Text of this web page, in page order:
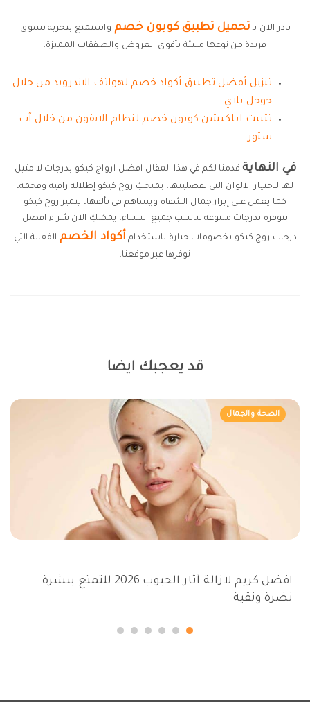
بادر الآن بـ تحميل تطبيق كوبون خصم واستمتع بتجربة تسوق
فريدة من نوعها مليئة بأقوى العروض والصفقات المميزة.
تنزيل أفضل تطبيق أكواد خصم لهواتف الاندرويد من خلال
جوجل بلاي
تثبيت ابلكيشن كوبون خصم لنظام الايفون من خلال آب
ستور
في النهاية قدمنا لكم في هذا المقال افضل ارواج كيكو بدرجات لا مثيل
لها لاختيار الالوان التي تفضلينها، يمنحكِ روج كيكو إطلالة راقية وفخمة،
كما يعمل على إبراز جمال الشفاه ويساهم في تألقها، يتميز روج كيكو
بتوفره بدرجات متنوعة تناسب جميع النساء، يمكنكِ الآن شراء افضل
درجات روج كيكو بخصومات جبارة باستخدام أكواد الخصم الفعالة التي
نوفرها عبر موقعنا.
قد يعجبك ايضا
الصحة والجمال
افضل كريم لازالة آثار الحبوب 2026 للتمتع ببشرة
نضرة ونقية